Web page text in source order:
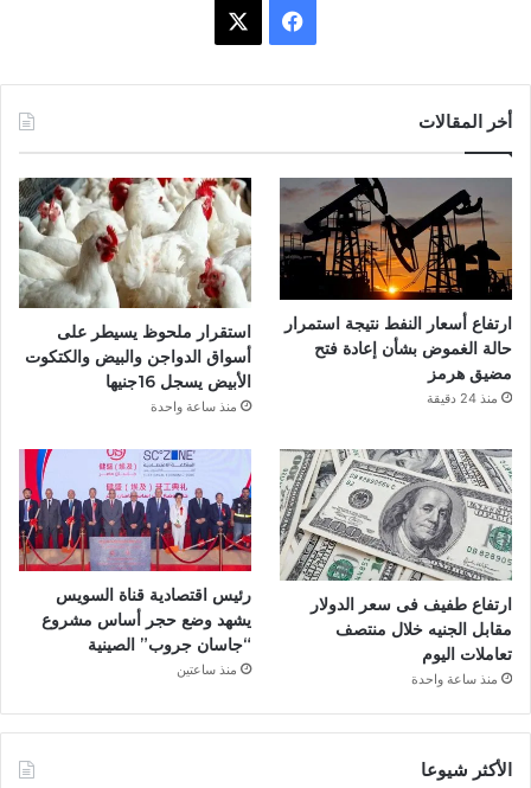
ك
أخر المقالات
ارتفاع أسعار النفط نتيجة استمرار
حالة الغموض بشأن إعادة فتح
مضيق هرمز
منذ 24 دقيقة
استقرار ملحوظ يسيطر على
أسواق الدواجن والبيض والكتكوت
الأبيض يسجل 16جنيها
منذ ساعة واحدة
ارتفاع طفيف فى سعر الدولار
مقابل الجنيه خلال منتصف
تعاملات اليوم
منذ ساعة واحدة
رئيس اقتصادية قناة السويس
يشهد وضع حجر أساس مشروع
“جاسان جروب” الصينية
منذ ساعتين
الأكثر شيوعا